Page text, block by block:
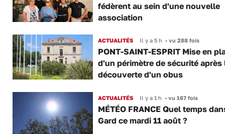
fédèrent au sein d'une nouvelle
association
ACTUALITÉS Il y a 5 h •vu 288 fois
PONT-SAINT-ESPRIT Mise en
d'un périmètre de sécurité après
découverte d'un obus
ACTUALITÉS Il y a 1 h •vu 167 fois
MÉTÉO FRANCE Quel temps
Gard ce mardi 11 août ?